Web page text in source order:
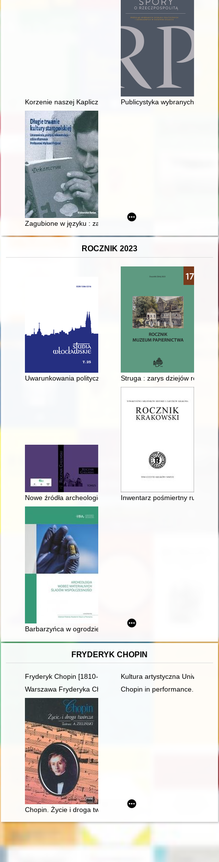
Korzenie naszej Kapliczki : tworzenie Parafii pod wezwaniem
Publicystyka wybranych
Zagubione w języku : zaślubiny i pożegnanie Teresy
ROCZNIK 2023
Uwarunkowania polityczno-ekonomiczne a zagadnienia
Struga : zarys dziejów
Nowe źródła archeologiczne do pradziejów mikroregionu
Inwentarz pośmiertny
Barbarzyńca w ogrodzie" (?) : eksploratorzy w Miejscu
FRYDERYK CHOPIN
Fryderyk Chopin [1810-1949]
Kultura artystyczna
Warszawa Fryderyka Chopina
Chopin in performance.
Chopin. Życie i droga twórcza